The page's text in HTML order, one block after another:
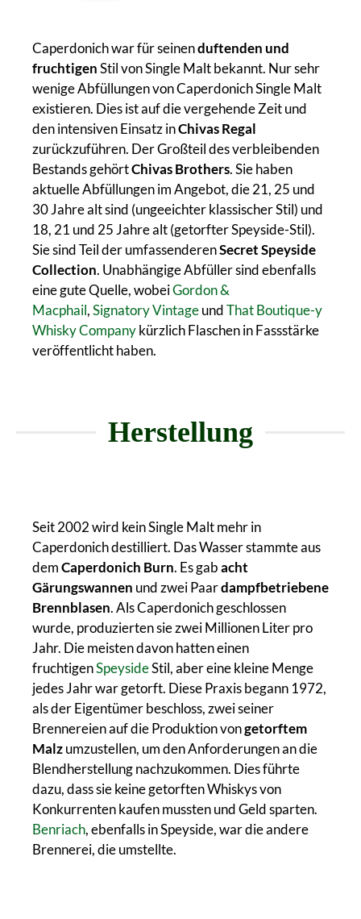
Caperdonich war für seinenduftenden und
fruchtigenStil von Single Malt bekannt. Nur sehr
wenige Abfüllungen von Caperdonich Single Malt
existieren. Dies ist auf die vergehende Zeit und
den intensiven Einsatz inChivas Regal
zurückzuführen. Der Großteil des verbleibenden
Bestands gehörtChivas Brothers. Sie haben
aktuelle Abfüllungen im Angebot, die 21, 25 und
30 Jahre alt sind (ungeeichter klassischer Stil) und
18, 21 und 25 Jahre alt (getorfter Speyside-Stil).
Sie sind Teil der umfassenderenSecret Speyside
Collection. Unabhängige Abfüller sind ebenfalls
eine gute Quelle, wobeiGordon &
Macphail,Signatory VintageundThat Boutique-y
Whisky Companykürzlich Flaschen in Fassstärke
veröffentlicht haben.
Herstellung
Seit 2002 wird kein Single Malt mehr in
Caperdonich destilliert. Das Wasser stammte aus
demCaperdonich Burn. Es gabacht
Gärungswannen und zwei Paardampfbetriebene
Brennblasen. Als Caperdonich geschlossen
wurde, produzierten sie zwei Millionen Liter pro
Jahr. Die meisten davon hatten einen
fruchtigenSpeysideStil, aber eine kleine Menge
jedes Jahr war getorft. Diese Praxis begann 1972,
als der Eigentümer beschloss, zwei seiner
Brennereien auf die Produktion vongetorftem
Malzumzustellen, um den Anforderungen an die
Blendherstellung nachzukommen. Dies führte
dazu, dass sie keine getorften Whiskys von
Konkurrenten kaufen mussten und Geld sparten.
Benriach, ebenfalls in Speyside, war die andere
Brennerei, die umstellte.